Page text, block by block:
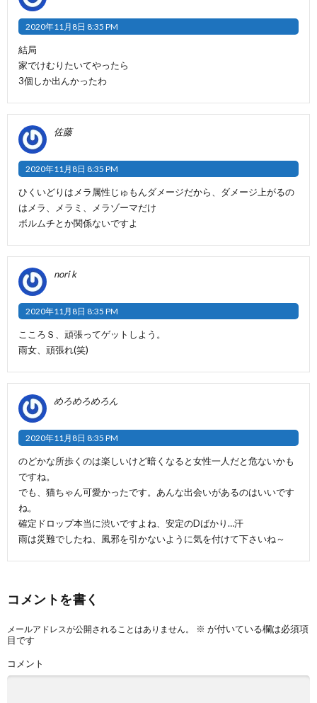
2020年11月8日 8:35 PM
結局
家でけむりたいてやったら
3個しか出んかったわ
佐藤
2020年11月8日 8:35 PM
ひくいどりはメラ属性じゅもんダメージだから、ダメージ上がるの
はメラ、メラミ、メラゾーマだけ
ボルムチとか関係ないですよ
nori k
2020年11月8日 8:35 PM
こころＳ、頑張ってゲットしよう。
雨女、頑張れ(笑)
めろめろめろん
2020年11月8日 8:35 PM
のどかな所歩くのは楽しいけど暗くなると女性一人だと危ないかも
ですね。
でも、猫ちゃん可愛かったです。あんな出会いがあるのはいいです
ね。
確定ドロップ本当に渋いですよね、安定のDばかり…汗
雨は災難でしたね、風邪を引かないように気を付けて下さいね～
コメントを書く
メールアドレスが公開されることはありません。 ※ が付いている欄は必須項
目です
コメント